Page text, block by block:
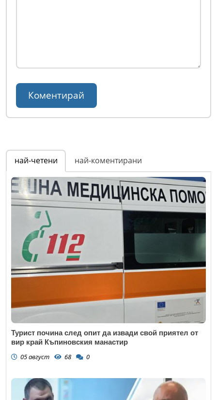
най-четени най-коментирани
Турист почина след опит да извади свой приятел от
вир край Къпиновския манастир
05 август 68 0